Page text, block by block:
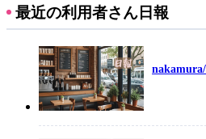
最近の利用者さん日報